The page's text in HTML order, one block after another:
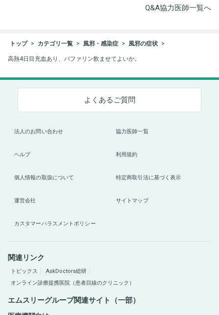
Q&A協力医師一覧へ
トップ カテゴリ一覧 風邪・感染症 風邪の症状
高熱4日目充血あり、バファリン飲ませてよいか。
よくあるご質問
法人のお問い合わせ 協力医師一覧
ヘルプ 利用規約
個人情報の取扱について 特定商取引法に基づく表示
運営会社 サイトマップ
カスタマーハラスメントポリシー
関連リンク
トピックス
AskDoctors総研
オンライン診療提携医院（患者目線のクリニック）
エムスリーグループ関連サイト（一部）